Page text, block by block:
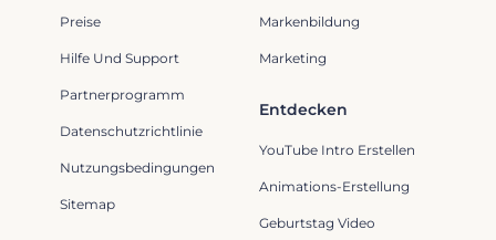
Preise
Hilfe Und Support
Partnerprogramm
Datenschutzrichtlinie
Nutzungsbedingungen
Sitemap
Markenbildung
Marketing
Entdecken
YouTube Intro Erstellen
Animations-Erstellung
Geburtstag Video